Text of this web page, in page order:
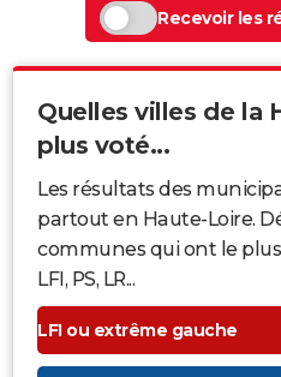
Recevoir les
Quelles villes de la
plus voté...
Les résultats des
partout en Haute-Loire.
communes qui ont le
LFI, PS, LR...
LFI ou extrême gauche